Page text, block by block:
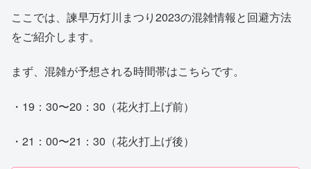
ここでは、諫早万灯川まつり2023の混雑情報と回避方法
をご紹介します。
まず、混雑が予想される時間帯はこちらです。
・19：30〜20：30（花火打上げ前）
・21：00〜21：30（花火打上げ後）